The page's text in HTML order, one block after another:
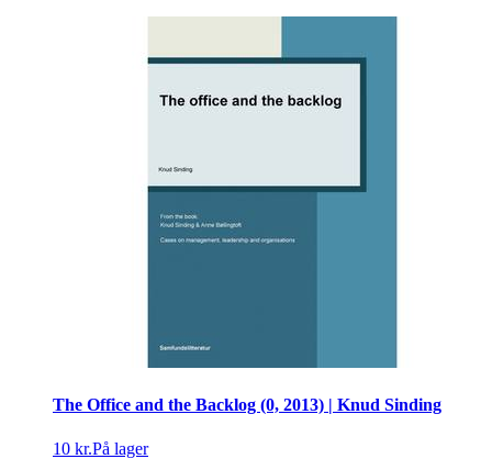
The Office and the Backlog (0, 2013) | Knud Sinding
10 kr.På lager